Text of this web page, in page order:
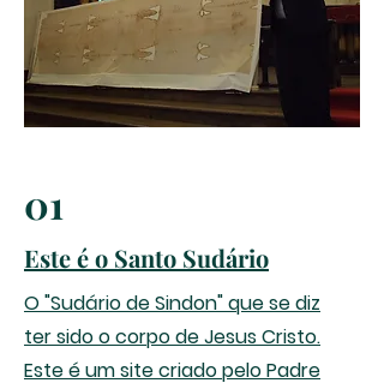
01
Este é o Santo Sudário
O "Sudário de Sindon" que se diz
ter sido o corpo de Jesus Cristo.
Este é um site criado pelo Padre